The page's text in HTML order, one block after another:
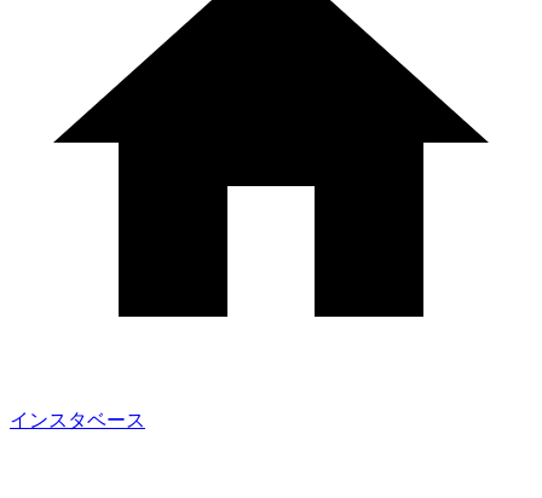
インスタベース